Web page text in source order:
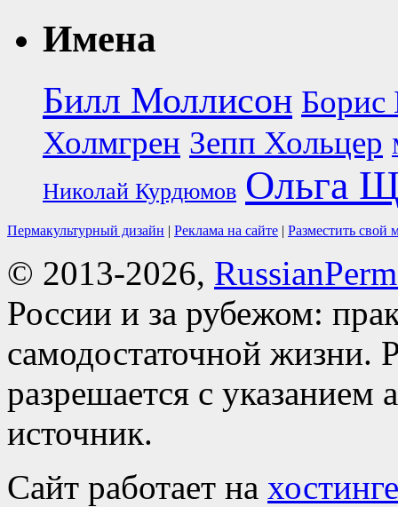
Имена
Билл Моллисон Борис
Холмгрен Зепп Хольцер
Николай Курдюмов Ольга
Пермакультурный дизайн | Реклама на сайте | Разместить свой
© 2013-2026,
России и за рубежом:
самодостаточной жизни.
разрешается с указанием
источник.
Сайт работает на